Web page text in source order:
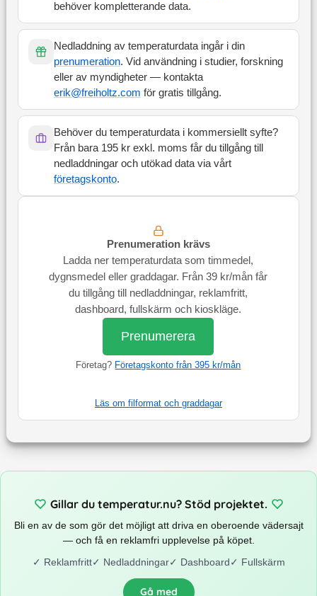
behöver kompletterande data.
Nedladdning av temperaturdata ingår i din
prenumeration. Vid användning i studier, forskning
eller av myndigheter — kontakta
erik@freiholtz.com för gratis tillgång.
Behöver du temperaturdata i kommersiellt syfte?
Från bara 195 kr exkl. moms får du tillgång till
nedladdningar och utökad data via vårt
företagskonto.
Prenumeration krävs
Ladda ner temperaturdata som timmedel,
dygnsmedel eller graddagar. Från 39 kr/mån får
du tillgång till nedladdningar, reklamfritt,
dashboard, fullskärm och kioskläge.
Prenumerera
Företag? Företagskonto från 395 kr/mån
Läs om filformat och graddagar
Gillar du temperatur.nu? Stöd projektet.
Bli en av de som gör det möjligt att driva en oberoende vädersajt
— och få en reklamfri upplevelse på köpet.
✓ Reklamfritt✓ Nedladdningar✓ Dashboard✓ Fullskärm
Gå med